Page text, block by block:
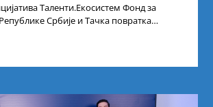
Таленти.Екосистем Фонд за
Србије и Тачка повратка